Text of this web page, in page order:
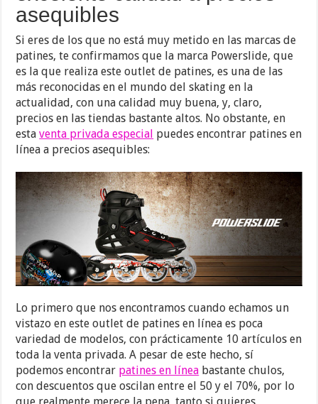
asequibles
Si eres de los que no está muy metido en las marcas de
patines, te confirmamos que la marca Powerslide, que
es la que realiza este outlet de patines, es una de las
más reconocidas en el mundo del skating en la
actualidad, con una calidad muy buena, y, claro,
precios en las tiendas bastante altos. No obstante, en
estaventa privada especial puedes encontrar patines en
línea a precios asequibles:
Lo primero que nos encontramos cuando echamos un
vistazo en este outlet de patines en línea es poca
variedad de modelos, con prácticamente 10 artículos en
toda la venta privada. A pesar de este hecho, sí
podemos encontrar patines en línea bastante chulos,
con descuentos que oscilan entre el 50 y el 70%, por lo